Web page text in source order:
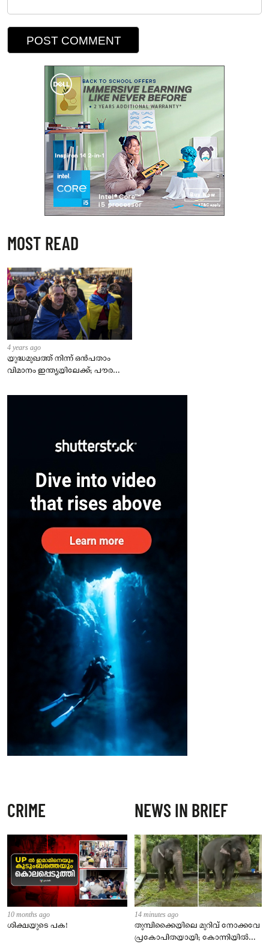
MOST READ
4 years ago
യുദ്ധമുഖത്ത് നിന്ന് ഒൻപതാം
വിമാനം ഇന്ത്യയിലേക്ക്; പൗരന്മാർ
– കേന്ദ്രം
CRIME
10 months ago
ശിക്ഷയുടെ പക!
NEWS IN BRIEF
14 minutes ago
തുമ്പിക്കൈയിലെ മുറിവ് നോക്കവേ
പ്രകോപിതയായി; കോന്നിയിൽ